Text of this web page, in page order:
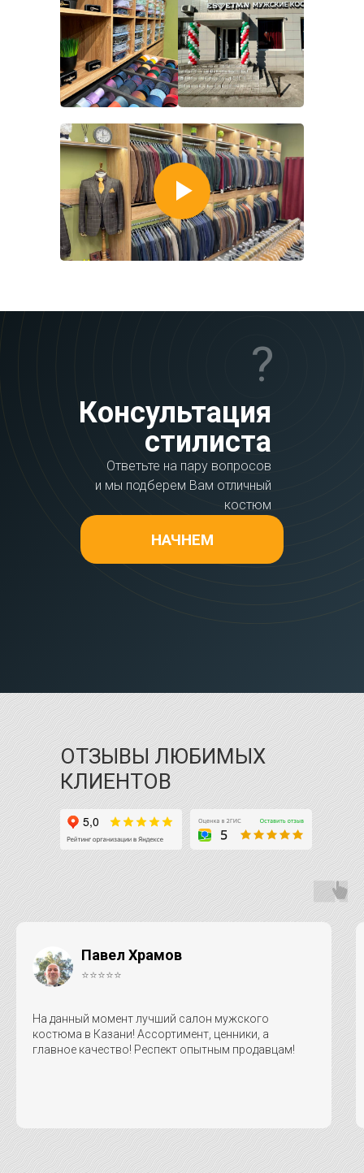
?
Консультация
стилиста
Ответьте на пару вопросов
и мы подберем Вам отличный
костюм
НАЧНЕМ
ОТЗЫВЫ ЛЮБИМЫХ
КЛИЕНТОВ
Павел Храмов
⭐⭐⭐⭐⭐
На данный момент лучший салон мужского
костюма в Казани! Ассортимент, ценники, а
главное качество! Респект опытным продавцам!